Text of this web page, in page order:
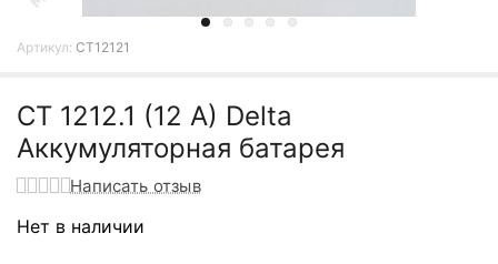
Артикул: CT12121
CT 1212.1 (12 A) Delta
Аккумуляторная батарея
Написать отзыв
Нет в наличии